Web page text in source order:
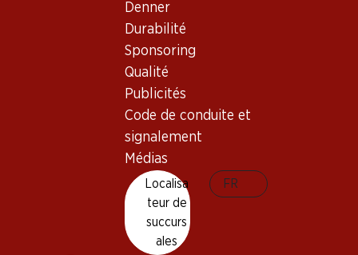
Denner
Durabilité
Sponsoring
Qualité
Publicités
Code de conduite et
signalement
Médias
Localisa
teur de
succurs
ales
FR
Bon à savoir
Cabernet Sauvignon